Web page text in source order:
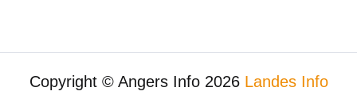
Copyright © Angers Info 2026 Landes Info